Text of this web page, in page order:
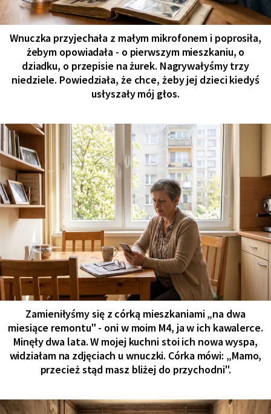
Wnuczka przyjechała z małym mikrofonem i poprosiła,
żebym opowiadała - o pierwszym mieszkaniu, o
dziadku, o przepisie na żurek. Nagrywałyśmy trzy
niedziele. Powiedziała, że chce, żeby jej dzieci kiedyś
usłyszały mój głos.
Zamieniłyśmy się z córką mieszkaniami „na dwa
miesiące remontu" - oni w moim M4, ja w ich kawalerce.
Minęły dwa lata. W mojej kuchni stoi ich nowa wyspa,
widziałam na zdjęciach u wnuczki. Córka mówi: „Mamo,
przecież stąd masz bliżej do przychodni".